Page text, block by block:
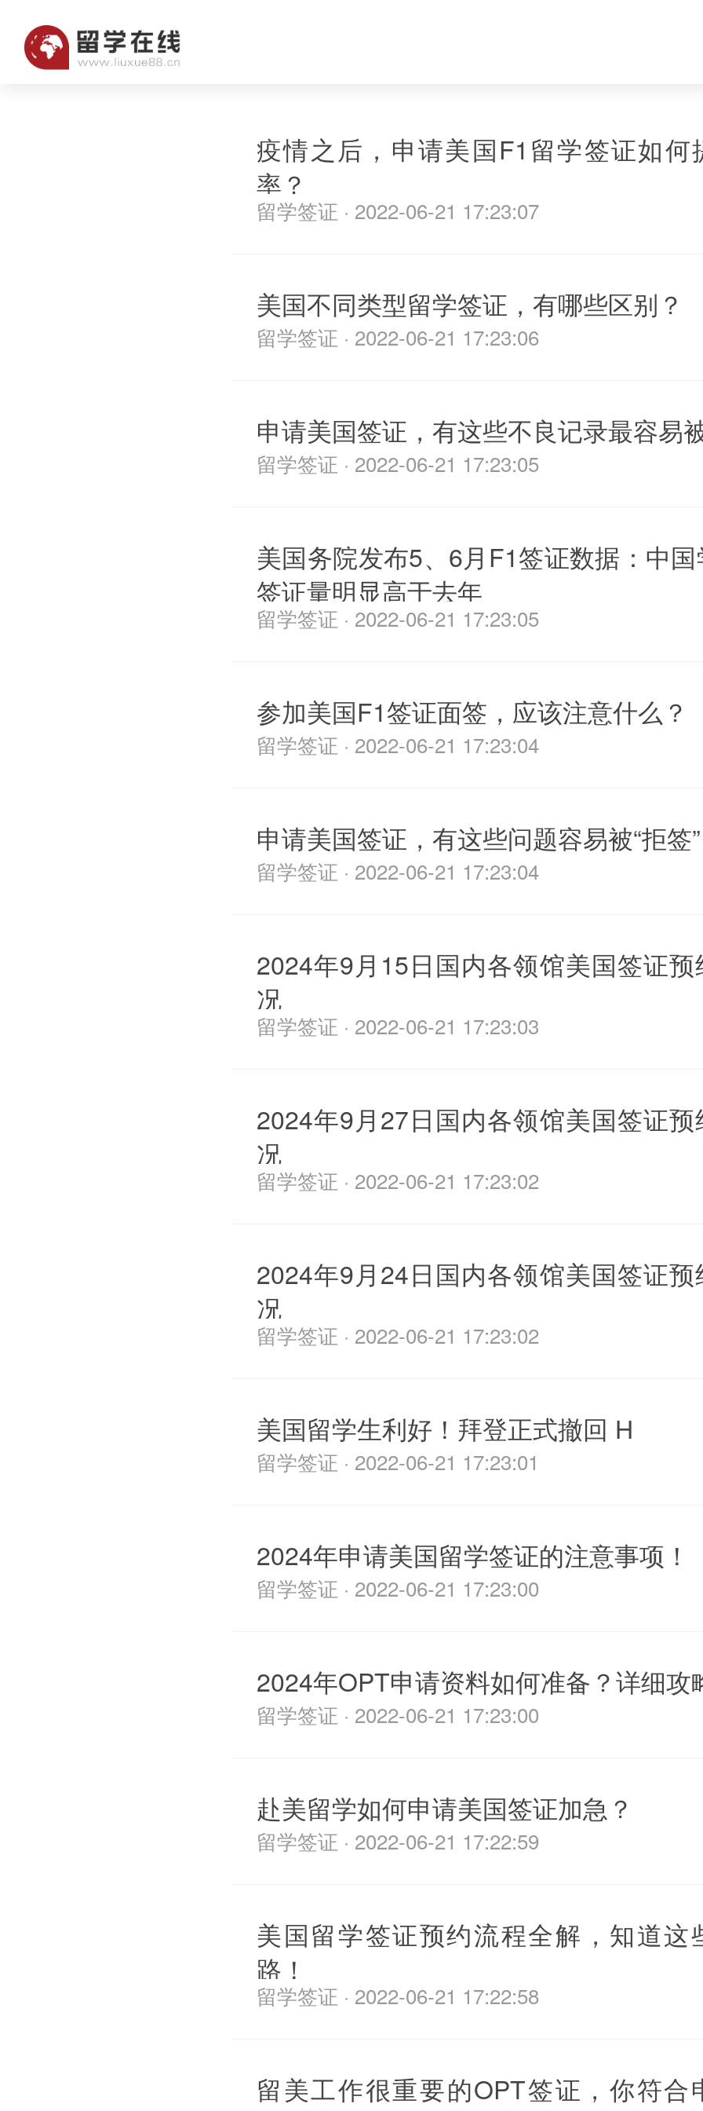
疫情之后，申请美国F1留学签证如何
率？
留学签证 · 2022-06-21 17:23:07
美国不同类型留学签证，有哪些区别？
留学签证 · 2022-06-21 17:23:06
申请美国签证，有这些不良记录最容易
留学签证 · 2022-06-21 17:23:05
美国务院发布5、6月F1签证数据：中
签证量明显高于去年
留学签证 · 2022-06-21 17:23:05
参加美国F1签证面签，应该注意什么？
留学签证 · 2022-06-21 17:23:04
申请美国签证，有这些问题容易被“拒签
留学签证 · 2022-06-21 17:23:04
2024年9月15日国内各领馆美国签证
况
留学签证 · 2022-06-21 17:23:03
2024年9月27日国内各领馆美国签证
况
留学签证 · 2022-06-21 17:23:02
2024年9月24日国内各领馆美国签证
况
留学签证 · 2022-06-21 17:23:02
美国留学生利好！拜登正式撤回 H
留学签证 · 2022-06-21 17:23:01
2024年申请美国留学签证的注意事项！
留学签证 · 2022-06-21 17:23:00
2024年OPT申请资料如何准备？详细攻
留学签证 · 2022-06-21 17:23:00
赴美留学如何申请美国签证加急？
留学签证 · 2022-06-21 17:22:59
美国留学签证预约流程全解，知道这
路！
留学签证 · 2022-06-21 17:22:58
留美工作很重要的OPT签证，你符合